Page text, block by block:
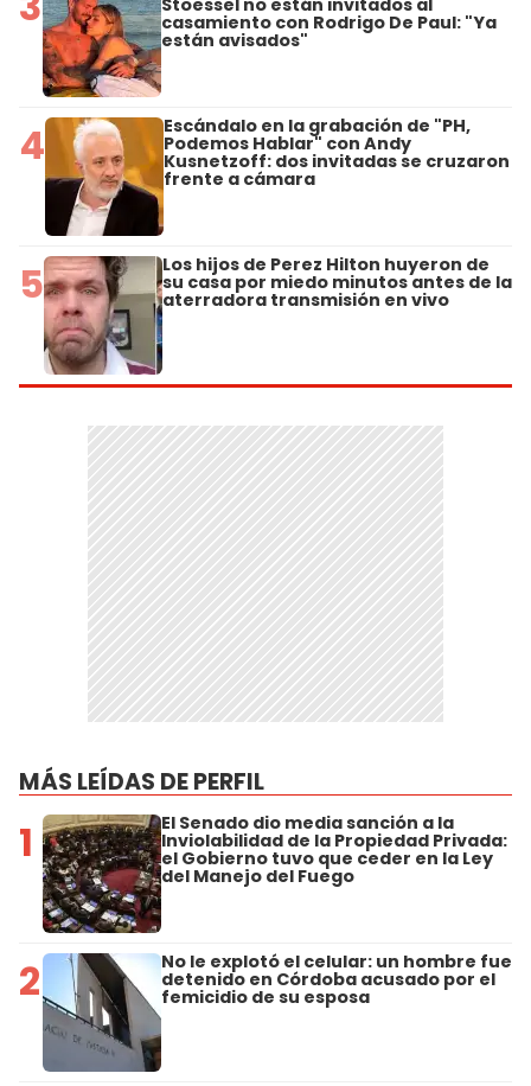
casamiento con Rodrigo De Paul: "Ya
están avisados"
4 Escándalo en la grabación de "PH,
Podemos Hablar" con Andy
Kusnetzoff: dos invitadas se cruzaron
frente a cámara
5 Los hijos de Perez Hilton huyeron de
su casa por miedo minutos antes de la
aterradora transmisión en vivo
MÁS LEÍDAS DE PERFIL
1 El Senado dio media sanción a la
Inviolabilidad de la Propiedad Privada:
el Gobierno tuvo que ceder en la Ley
del Manejo del Fuego
2 No le explotó el celular: un hombre fue
detenido en Córdoba acusado por el
femicidio de su esposa